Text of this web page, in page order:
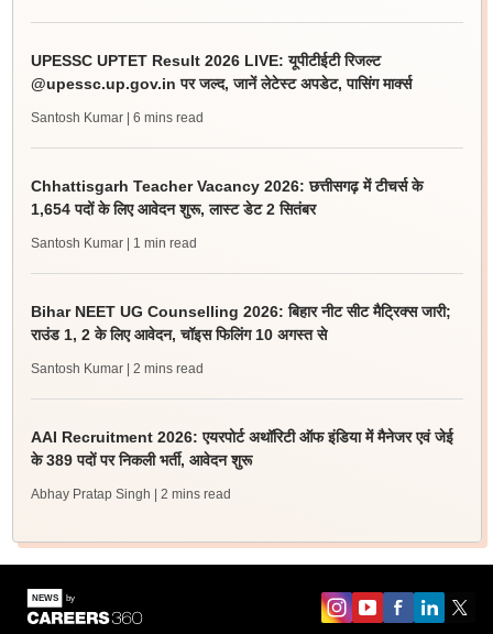
UPESSC UPTET Result 2026 LIVE: यूपीटीईटी रिजल्ट
@upessc.up.gov.in पर जल्द, जानें लेटेस्ट अपडेट, पासिंग मार्क्स
Santosh Kumar | 6 mins read
Chhattisgarh Teacher Vacancy 2026: छत्तीसगढ़ में टीचर्स के
1,654 पदों के लिए आवेदन शुरू, लास्ट डेट 2 सितंबर
Santosh Kumar | 1 min read
Bihar NEET UG Counselling 2026: बिहार नीट सीट मैट्रिक्स जारी;
राउंड 1, 2 के लिए आवेदन, चॉइस फिलिंग 10 अगस्त से
Santosh Kumar | 2 mins read
AAI Recruitment 2026: एयरपोर्ट अथॉरिटी ऑफ इंडिया में मैनेजर एवं जेई
के 389 पदों पर निकली भर्ती, आवेदन शुरू
Abhay Pratap Singh | 2 mins read